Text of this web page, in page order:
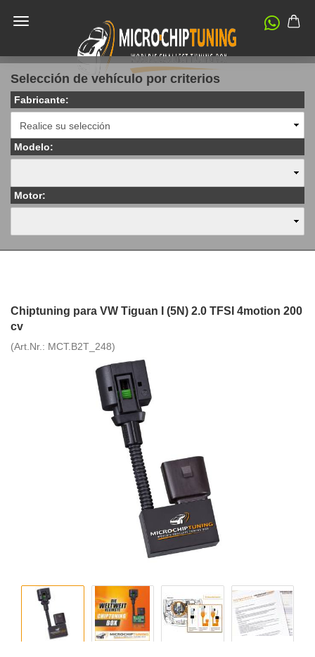
Selección de vehículo por criterios
Fabricante:
Modelo:
Motor:
Chiptuning para VW Tiguan I (5N) 2.0 TFSI 4motion 200
cv
(Art.Nr.: MCT.B2T_248)